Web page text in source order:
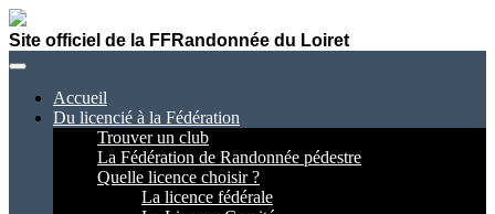
Site officiel de la FFRandonnée du Loiret
Accueil
Du licencié à la Fédération
Trouver un club
La Fédération de Randonnée pédestre
Quelle licence choisir ?
La licence fédérale